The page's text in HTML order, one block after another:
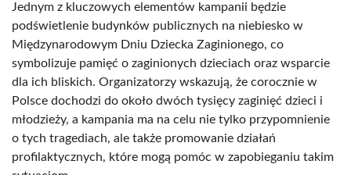
Jednym z kluczowych elementów kampanii będzie
podświetlenie budynków publicznych na niebiesko w
Międzynarodowym Dniu Dziecka Zaginionego, co
symbolizuje pamięć o zaginionych dzieciach oraz wsparcie
dla ich bliskich. Organizatorzy wskazują, że corocznie w
Polsce dochodzi do około dwóch tysięcy zaginięć dzieci i
młodzieży, a kampania ma na celu nie tylko przypomnienie
o tych tragediach, ale także promowanie działań
profilaktycznych, które mogą pomóc w zapobieganiu takim